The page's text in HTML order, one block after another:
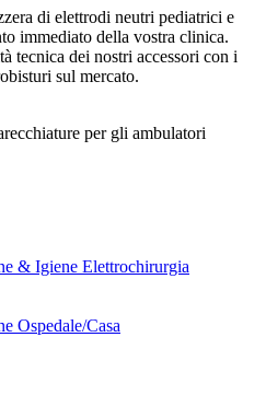
di elettrodi neutri pediatrici e
immediato della vostra clinica.
tecnica dei nostri accessori con i
sul mercato.
per gli ambulatori
& Igiene Elettrochirurgia
Ospedale/Casa